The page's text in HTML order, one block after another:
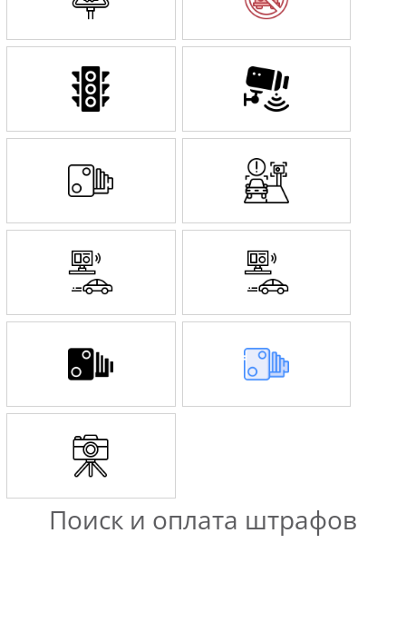
Поиск и оплата штрафов